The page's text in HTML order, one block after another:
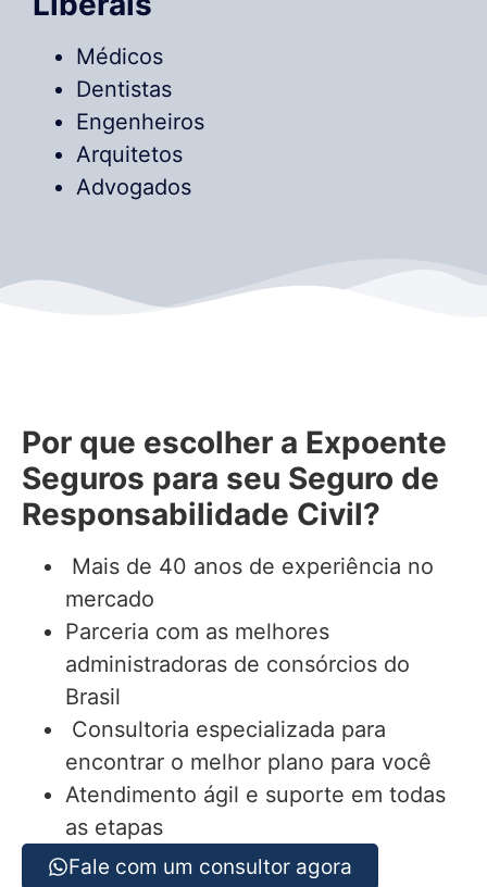
Médicos
Dentistas
Engenheiros
Arquitetos
Advogados
Por que escolher a Expoente
Seguros para seu Seguro de
Responsabilidade Civil?
Mais de 40 anos de experiência no
mercado
Parceria com as melhores
administradoras de consórcios do
Brasil
Consultoria especializada para
encontrar o melhor plano para você
Atendimento ágil e suporte em todas
as etapas
Fale com um consultor agora